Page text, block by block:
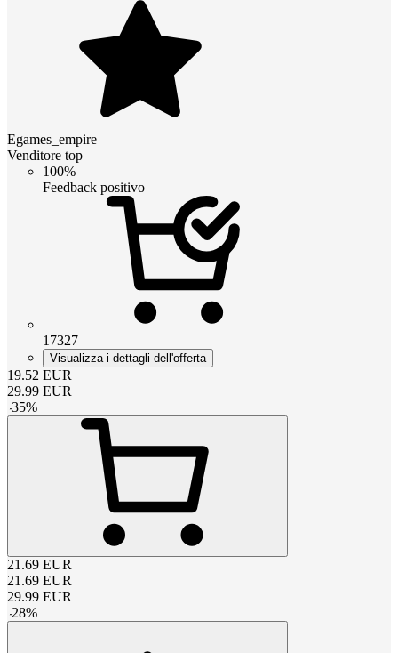
Egames_empire
Venditore top
100%
Feedback positivo
17327
Visualizza i dettagli dell'offerta
19.52 EUR
29.99 EUR
-35%
21.69 EUR
21.69 EUR
29.99 EUR
-28%